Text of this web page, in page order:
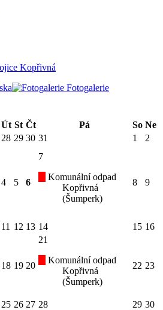
Kopřivná
Fotogalerie
Út St Čt Pá So Ne
28 29 30 31 1
2
4 5 6
7
Komunální odpad
Kopřivná
(Šumperk)
8 9
11 12 13 14 15 16
18 19 20
21
Komunální odpad
Kopřivná
(Šumperk)
22 23
25 26 27 28 29 30